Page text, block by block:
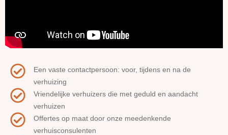
Een vaste contactpersoon: voor, tijdens en na de
verhuizing
Vriendelijke verhuizers die met geduld en aandacht
verhuizen
Offertes op maat door onze meedenkende
verhuisconsulenten